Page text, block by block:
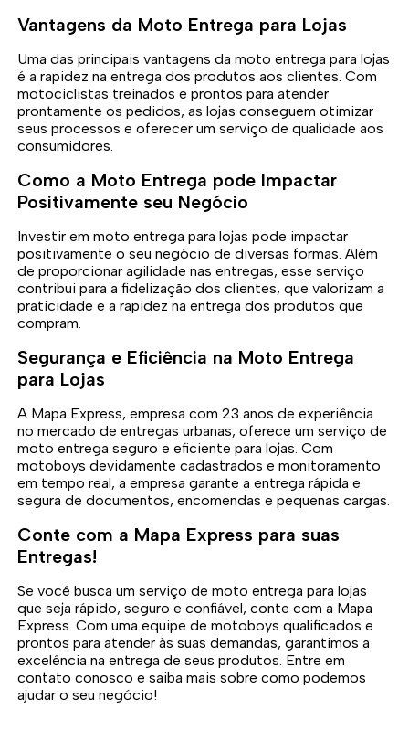
Vantagens da Moto Entrega para Lojas
Uma das principais vantagens da moto entrega para lojas
é a rapidez na entrega dos produtos aos clientes. Com
motociclistas treinados e prontos para atender
prontamente os pedidos, as lojas conseguem otimizar
seus processos e oferecer um serviço de qualidade aos
consumidores.
Como a Moto Entrega pode Impactar
Positivamente seu Negócio
Investir em moto entrega para lojas pode impactar
positivamente o seu negócio de diversas formas. Além
de proporcionar agilidade nas entregas, esse serviço
contribui para a fidelização dos clientes, que valorizam a
praticidade e a rapidez na entrega dos produtos que
compram.
Segurança e Eficiência na Moto Entrega
para Lojas
A Mapa Express, empresa com 23 anos de experiência
no mercado de entregas urbanas, oferece um serviço de
moto entrega seguro e eficiente para lojas. Com
motoboys devidamente cadastrados e monitoramento
em tempo real, a empresa garante a entrega rápida e
segura de documentos, encomendas e pequenas cargas.
Conte com a Mapa Express para suas
Entregas!
Se você busca um serviço de moto entrega para lojas
que seja rápido, seguro e confiável, conte com a Mapa
Express. Com uma equipe de motoboys qualificados e
prontos para atender às suas demandas, garantimos a
excelência na entrega de seus produtos. Entre em
contato conosco e saiba mais sobre como podemos
ajudar o seu negócio!